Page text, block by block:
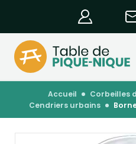
accueil
corbeilles
cendriers urbains